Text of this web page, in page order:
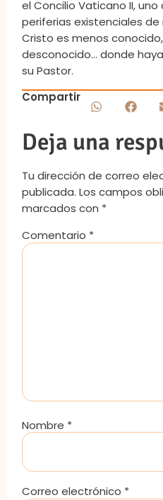
el Concilio Vaticano II,
periferias existenciales
Cristo es menos
desconocido… donde
su Pastor.
Compartir
Deja una
Tu dirección de correo
publicada. Los campos
marcados con *
Comentario *
Nombre *
Correo electrónico *